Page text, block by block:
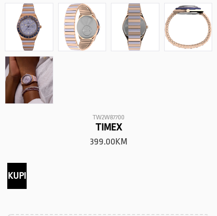
TW2W87700
TIMEX
399.00KM
KUPI